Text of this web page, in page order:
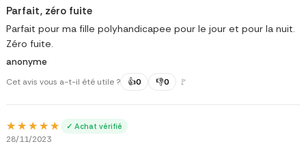
Parfait, zéro fuite
Parfait pour ma fille polyhandicapee pour le jour et pour la nuit.
Zéro fuite.
anonyme
Cet avis vous a-t-il été utile ? 👍0 👎0 🚩
★★★★★
★★★★★ ✓ Achat vérifié
28/11/2023